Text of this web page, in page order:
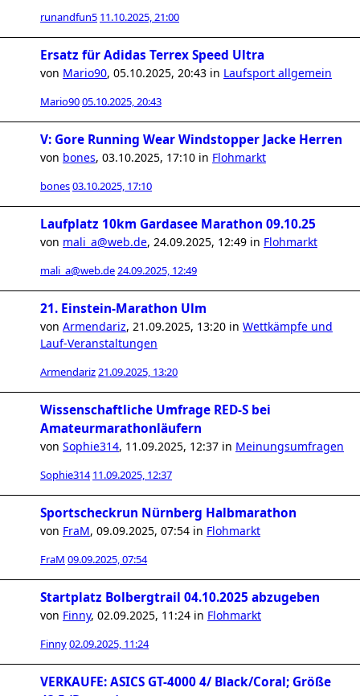
runandfun5 11.10.2025, 21:00
Ersatz für Adidas Terrex Speed Ultra
von Mario90, 05.10.2025, 20:43 in Laufsport allgemein
Mario9005.10.2025, 20:43
V: Gore Running Wear Windstopper Jacke Herren
von bones, 03.10.2025, 17:10 in Flohmarkt
bones03.10.2025, 17:10
Laufplatz 10km Gardasee Marathon 09.10.25
von mali_a@web.de, 24.09.2025, 12:49 in Flohmarkt
mali_a@web.de24.09.2025, 12:49
21. Einstein-Marathon Ulm
von Armendariz, 21.09.2025, 13:20 in Wettkämpfe und
Lauf-Veranstaltungen
Armendariz21.09.2025, 13:20
Wissenschaftliche Umfrage RED-S bei
Amateurmarathonläufern
von Sophie314, 11.09.2025, 12:37 in Meinungsumfragen
Sophie314 11.09.2025, 12:37
Sportscheckrun Nürnberg Halbmarathon
von FraM, 09.09.2025, 07:54 in Flohmarkt
FraM 09.09.2025, 07:54
Startplatz Bolbergtrail 04.10.2025 abzugeben
von Finny, 02.09.2025, 11:24 in Flohmarkt
Finny02.09.2025, 11:24
VERKAUFE: ASICS GT-4000 4/ Black/Coral; Größe